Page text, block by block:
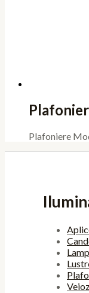
Plafoniere